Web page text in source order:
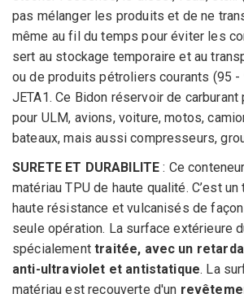
pas mélanger les produits et de ne
même au fil du temps pour éviter les
sert au stockage temporaire et au
ou de produits pétroliers courants (95 -
JETA1. Ce Bidon réservoir de
pour ULM, avions, voiture, motos,
bateaux, mais aussi compresseurs,
SURETE ET DURABILITE : Ce
matériau TPU de haute qualité. C’est
haute résistance et vulcanisés de
seule opération. La surface extérieure
spécialementtraitée, avec un
anti-ultraviolet et antistatique. La
matériau est recouverte d'un